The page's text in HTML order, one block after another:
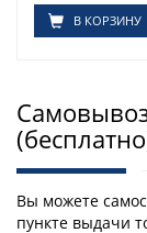
В КОРЗИНУ
Вы можете
пункте выдачи